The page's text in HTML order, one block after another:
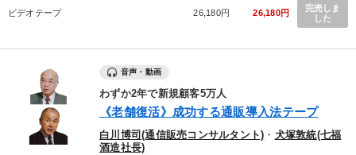
ビデオテープ 26,180円 26,180円
完売しま
した
音声・動画
わずか2年で新規顧客5万人
《老舗復活》成功する通販導入法テープ
白川博司(通信販売コンサルタント) ・ 犬塚敦統(七福
酒造社長)